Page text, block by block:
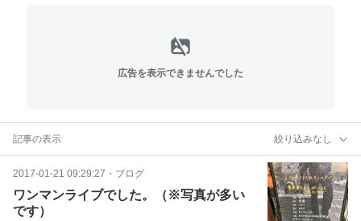
広告を表示できませんでした
記事の表示 絞り込みなし
2017-01-21 09:29:27 ・ ブログ
ワンマンライブでした。（※写真が多い
です）